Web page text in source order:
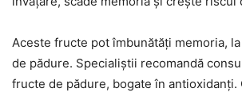
Aceste fructe pot îmbunătăți memoria,
de pădure. Specialiștii recomandă
fructe de pădure, bogate în antioxidanți.